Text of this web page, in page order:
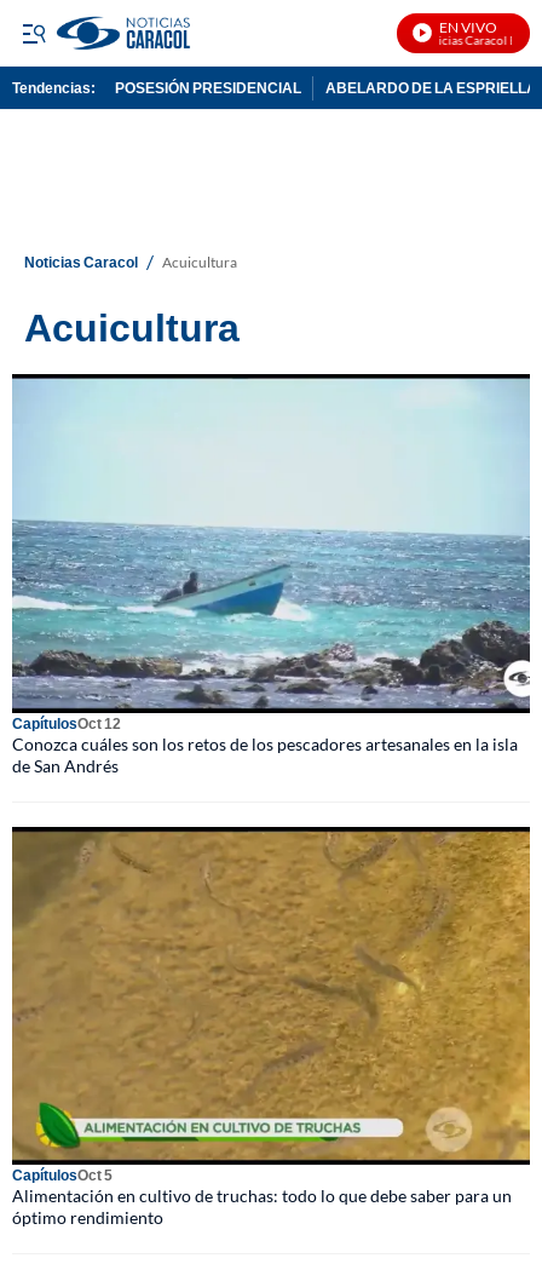
EN VIVO
Noticias Caracol En Vivo
Tendencias: POSESIÓN PRESIDENCIAL ABELARDO DE LA ESPRIELLA
Noticias Caracol / Acuicultura
Acuicultura
CapítulosOct 12
Conozca cuáles son los retos de los pescadores artesanales en la isla
de San Andrés
CapítulosOct 5
Alimentación en cultivo de truchas: todo lo que debe saber para un
óptimo rendimiento